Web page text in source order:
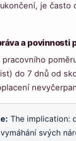
je často
a povinnosti
pracovního
do 7 dnů od
The implication:
svých